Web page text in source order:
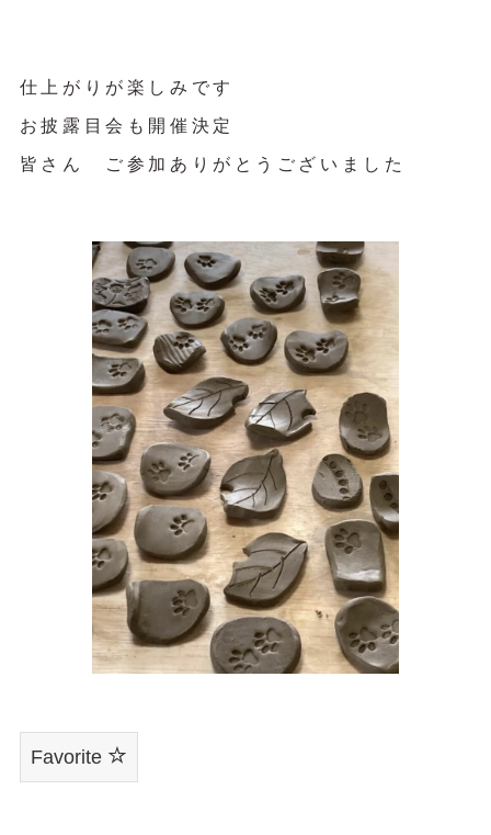
仕上がりが楽しみです
お披露目会も開催決定
皆さん ご参加ありがとうございました
Favorite